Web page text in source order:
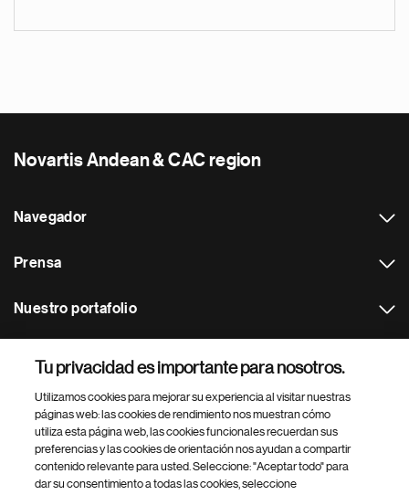
Novartis Andean & CAC region
Navegador
Prensa
Nuestro portafolio
Footer Site Search
Tu privacidad es importante para nosotros.
Utilizamos cookies para mejorar su experiencia al visitar nuestras
páginas web: las cookies de rendimiento nos muestran cómo
utiliza esta página web, las cookies funcionales recuerdan sus
preferencias y las cookies de orientación nos ayudan a compartir
contenido relevante para usted. Seleccione: "Aceptar todo" para
dar su consentimiento a todas las cookies, seleccione